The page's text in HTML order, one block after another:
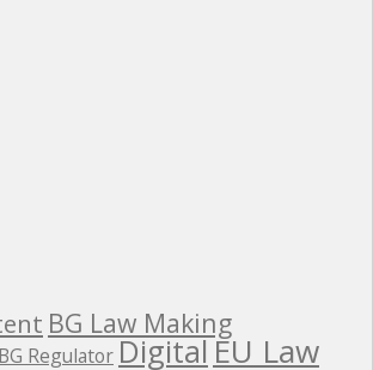
BG Law Making
BG RegulatorDigitalEU Law